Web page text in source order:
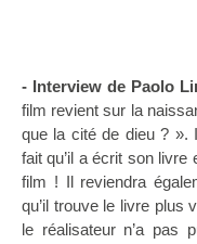
- Interview de Paolo
film revient sur la
que la cité de dieu ? ».
fait qu’il a écrit son
film ! Il reviendra
qu’il trouve le livre plus
le réalisateur n’a pas